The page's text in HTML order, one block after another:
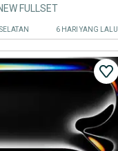
FULLSET
6 HARI YANG LALU